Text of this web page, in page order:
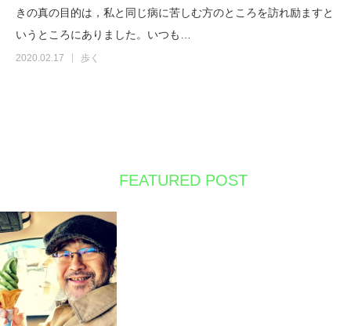
きの真の目的は，私と同じ病に苦しむ方のところを訪れ励ますと
いうところにありました。いつも…
2020.02.17 歩く
FEATURED POST